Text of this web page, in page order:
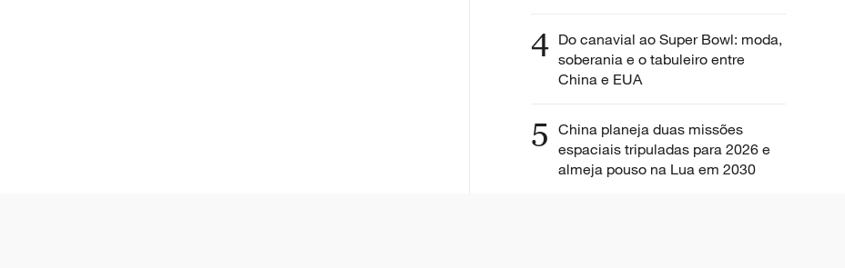
4 Do canavial ao Super Bowl: moda,
soberania e o tabuleiro entre
China e EUA
5 China planeja duas missões
espaciais tripuladas para 2026 e
almeja pouso na Lua em 2030